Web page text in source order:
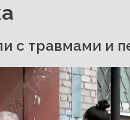
с травмами и